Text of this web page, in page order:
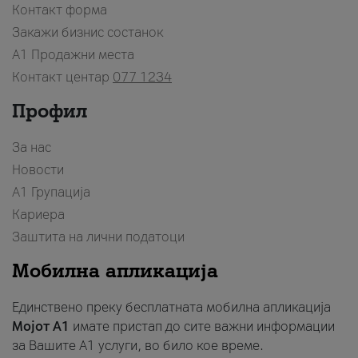
Контакт форма
Закажи бизнис состанок
A1 Продажни места
Контакт центар 077 1234
Профил
За нас
Новости
А1 Групација
Кариера
Заштита на лични податоци
Мобилна апликација
Единствено преку бесплатната мобилна апликација
Мојот A1 имате пристап до сите важни информации
за Вашите A1 услуги, во било кое време.